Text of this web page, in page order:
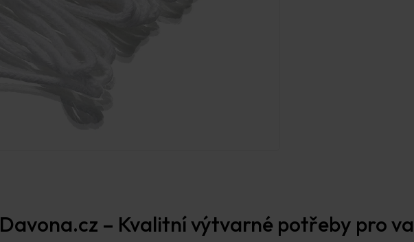
Davona.cz – Kvalitní výtvarné potřeby pro